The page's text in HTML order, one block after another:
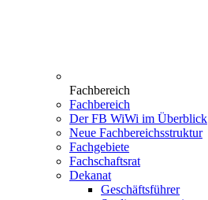
Fachbereich
Fachbereich
Der FB WiWi im Überblick
Neue Fachbereichsstruktur
Fachgebiete
Fachschaftsrat
Dekanat
Geschäftsführer